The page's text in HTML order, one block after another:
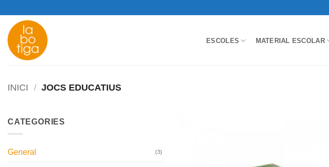
content
ESCOLES MATERIAL ESCOLAR
INICI / JOCS EDUCATIUS
CATEGORIES
General (3)